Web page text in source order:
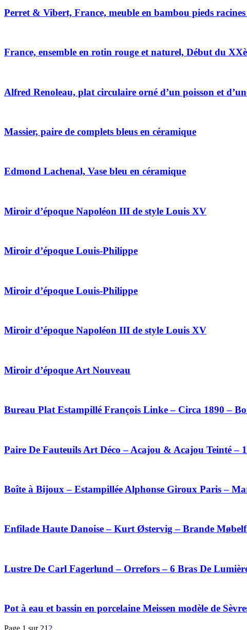
Perret & Vibert, France, meuble en bambou pieds
France, ensemble en rotin rouge et naturel, Début du
Alfred Renoleau, plat circulaire orné d’un poisson et
Massier, paire de complets bleus en céramique
Edmond Lachenal, Vase bleu en céramique
Miroir d’époque Napoléon III de style Louis XV
Miroir d’époque Louis-Philippe
Miroir d’époque Louis-Philippe
Miroir d’époque Napoléon III de style Louis XV
Miroir d’époque Art Nouveau
Bureau Plat Estampillé François Linke – Circa 1890 –
Paire De Fauteuils Art Déco – Acajou & Acajou Teinté –
Boîte à Bijoux – Estampillée Alphonse Giroux Paris –
Enfilade Haute Danoise – Kurt Østervig – Brande
Lustre De Carl Fagerlund – Orrefors – 6 Bras De
Pot à eau et bassin en porcelaine Meissen modèle de
Page 1 sur 21 2